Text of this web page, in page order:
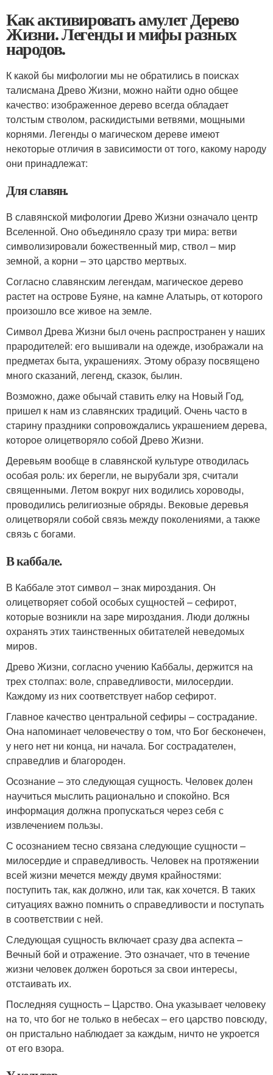
Как активировать амулет Дерево
Жизни. Легенды и мифы разных
народов.
К какой бы мифологии мы не обратились в поисках
талисмана Древо Жизни, можно найти одно общее
качество: изображенное дерево всегда обладает
толстым стволом, раскидистыми ветвями, мощными
корнями. Легенды о магическом дереве имеют
некоторые отличия в зависимости от того, какому народу
они принадлежат:
Для славян.
В славянской мифологии Древо Жизни означало центр
Вселенной. Оно объединяло сразу три мира: ветви
символизировали божественный мир, ствол – мир
земной, а корни – это царство мертвых.
Согласно славянским легендам, магическое дерево
растет на острове Буяне, на камне Алатырь, от которого
произошло все живое на земле.
Символ Древа Жизни был очень распространен у наших
прародителей: его вышивали на одежде, изображали на
предметах быта, украшениях. Этому образу посвящено
много сказаний, легенд, сказок, былин.
Возможно, даже обычай ставить елку на Новый Год,
пришел к нам из славянских традиций. Очень часто в
старину праздники сопровождались украшением дерева,
которое олицетворяло собой Древо Жизни.
Деревьям вообще в славянской культуре отводилась
особая роль: их берегли, не вырубали зря, считали
священными. Летом вокруг них водились хороводы,
проводились религиозные обряды. Вековые деревья
олицетворяли собой связь между поколениями, а также
связь с богами.
В каббале.
В Каббале этот символ – знак мироздания. Он
олицетворяет собой особых сущностей – сефирот,
которые возникли на заре мироздания. Люди должны
охранять этих таинственных обитателей неведомых
миров.
Древо Жизни, согласно учению Каббалы, держится на
трех столпах: воле, справедливости, милосердии.
Каждому из них соответствует набор сефирот.
Главное качество центральной сефиры – сострадание.
Она напоминает человечеству о том, что Бог бесконечен,
у него нет ни конца, ни начала. Бог сострадателен,
справедлив и благороден.
Осознание – это следующая сущность. Человек долен
научиться мыслить рационально и спокойно. Вся
информация должна пропускаться через себя с
извлечением пользы.
С осознанием тесно связана следующие сущности –
милосердие и справедливость. Человек на протяжении
всей жизни мечется между двумя крайностями:
поступить так, как должно, или так, как хочется. В таких
ситуациях важно помнить о справедливости и поступать
в соответствии с ней.
Следующая сущность включает сразу два аспекта –
Вечный бой и отражение. Это означает, что в течение
жизни человек должен бороться за свои интересы,
отстаивать их.
Последняя сущность – Царство. Она указывает человеку
на то, что бог не только в небесах – его царство повсюду,
он пристально наблюдает за каждым, ничто не укроется
от его взора.